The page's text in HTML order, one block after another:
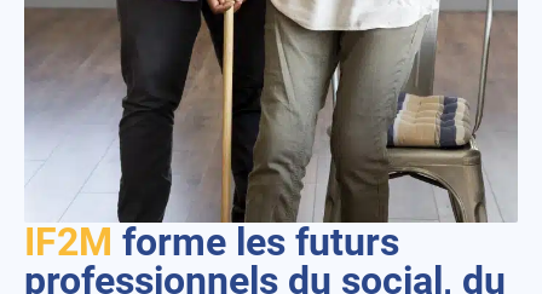
IF2M forme les futurs
professionnels du social, du